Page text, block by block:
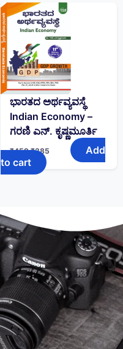
ಭಾರತದ ಅರ್ಥವ್ಯವಸ್ಥೆ
Indian Economy –
ಗರಣಿ ಎನ್. ಕೃಷ್ಣಮೂರ್ತಿ
₹459 ₹385
Add
to cart